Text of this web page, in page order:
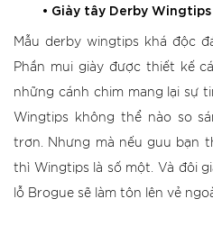
• Giày tây Derby Wingtips
Mẫu derby wingtips khá độc
Phần mui giày được thiết kế
những cánh chim mang lại sự
Wingtips không thể nào so
trơn. Nhưng mà nếu guu bạn
thì Wingtips là số một. Và đôi
lỗ Brogue sẽ làm tôn lên vẻ